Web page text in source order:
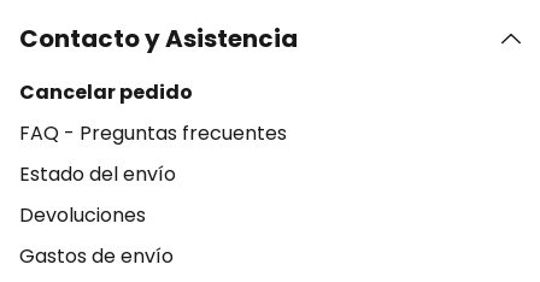
Contacto y Asistencia
Cancelar pedido
FAQ - Preguntas frecuentes
Estado del envío
Devoluciones
Gastos de envío